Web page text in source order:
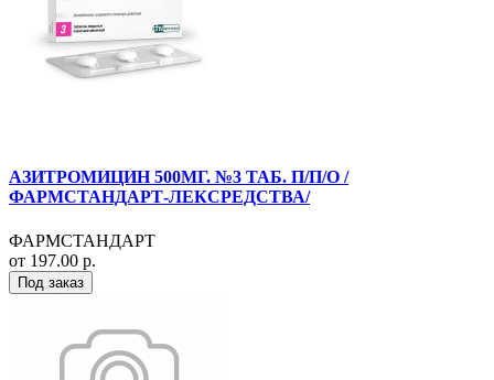
АЗИТРОМИЦИН 500МГ. №3 ТАБ. П/П/О /
ФАРМСТАНДАРТ-ЛЕКСРЕДСТВА/
ФАРМСТАНДАРТ
от 197.00 р.
Под заказ